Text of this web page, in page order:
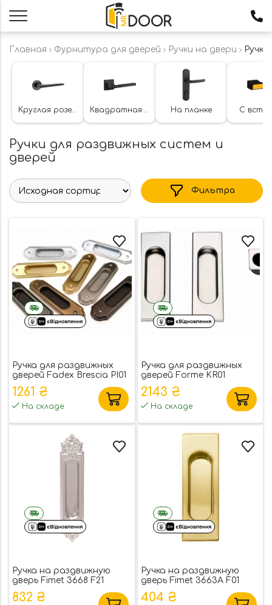
Главная Фурнитура для дверей Ручки на двери
Круглая розетка Квадратная розетка На планке С
Ручки для раздвижных систем и
дверей
Фильтра
Ручка для раздвижных
дверей Fadex Brescia PI01
1261 ₴
На складе
Ручка для раздвижных
дверей Forme KR01
2143 ₴
На складе
Ручка на раздвижную
дверь Fimet 3668 F21
никель (46922)
832 ₴
Ручка на раздвижную
дверь Fimet 3663A F01
полированная латунь
(53910)
404 ₴